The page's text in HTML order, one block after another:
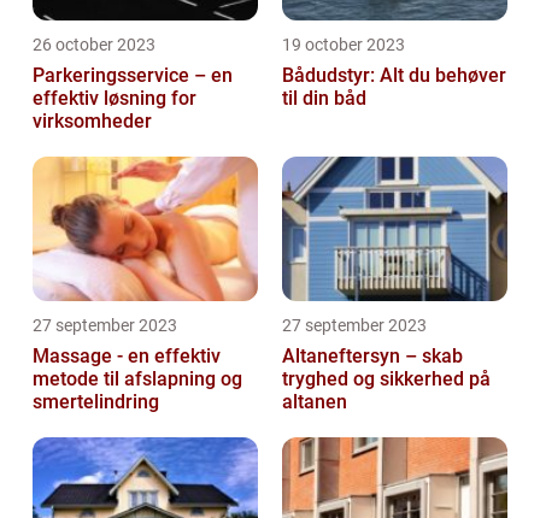
26 october 2023
Parkeringsservice – en
effektiv løsning for
virksomheder
19 october 2023
Bådudstyr: Alt du behøver
til din båd
27 september 2023
Massage - en effektiv
metode til afslapning og
smertelindring
27 september 2023
Altaneftersyn – skab
tryghed og sikkerhed på
altanen